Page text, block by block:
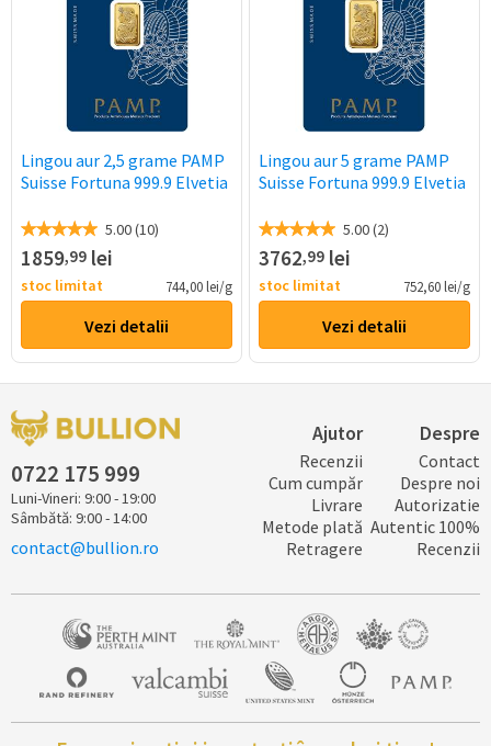
Lingou aur 2,5 grame PAMP
Suisse Fortuna 999.9 Elvetia
5.00 (10)
1859,99 lei
stoc limitat 744,00 lei/g
Vezi detalii
Lingou aur 5 grame PAMP
Suisse Fortuna 999.9 Elvetia
5.00 (2)
3762,99lei
stoc limitat 752,60 lei/g
Vezi detalii
0722 ​​​175 ​999
Luni-Vineri: 9:00 - 19:00
Sâmbătă: 9:00 - 14:00
contact@bullion.ro
Ajutor
Recenzii
Cum cumpăr
Livrare
Metode plată
Retragere
Despre
Contact
Despre noi
Autorizatie
Autentic 100%
Recenzii